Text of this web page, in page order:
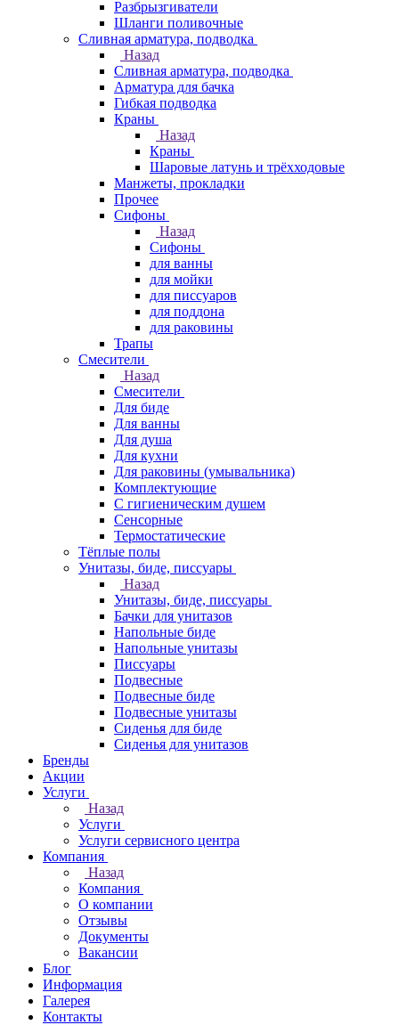
Разбрызгиватели
Шланги поливочные
Сливная арматура, подводка
Назад
Сливная арматура, подводка
Арматура для бачка
Гибкая подводка
Краны
Назад
Краны
Шаровые латунь и трёхходовые
Манжеты, прокладки
Прочее
Сифоны
Назад
Сифоны
для ванны
для мойки
для писсуаров
для поддона
для раковины
Трапы
Смесители
Назад
Смесители
Для биде
Для ванны
Для душа
Для кухни
Для раковины (умывальника)
Комплектующие
С гигиеническим душем
Сенсорные
Термостатические
Тёплые полы
Унитазы, биде, писсуары
Назад
Унитазы, биде, писсуары
Бачки для унитазов
Напольные биде
Напольные унитазы
Писсуары
Подвесные
Подвесные биде
Подвесные унитазы
Сиденья для биде
Сиденья для унитазов
Бренды
Акции
Услуги
Назад
Услуги
Услуги сервисного центра
Компания
Назад
Компания
О компании
Отзывы
Документы
Вакансии
Блог
Информация
Галерея
Контакты